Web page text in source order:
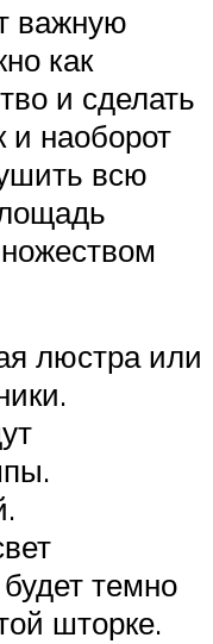
важную
как
и сделать
и наоборот
всю
люстра или
темно
шторке.